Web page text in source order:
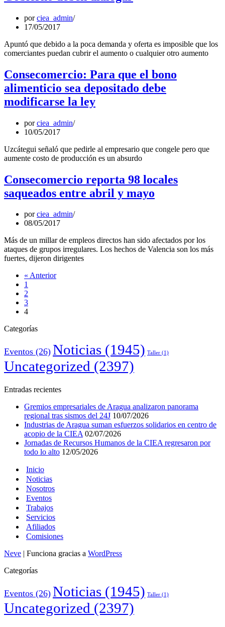
porciea_admin
17/05/2017
Apuntó que debido a la poca demanda y oferta es imposible que los
comerciantes puedan cubrir el aumento o cualquier otro aumento
Consecomercio: Para que el bono
alimenticio sea depositado debe
modificarse la ley
porciea_admin
10/05/2017
Uzcátegui señaló que pedirle al empresario que congele pero que
aumente costo de producción es un absurdo
Consecomercio reporta 98 locales
saqueados entre abril y mayo
porciea_admin
08/05/2017
Más de un millar de empleos directos han sido afectados por los
ataques de grupos irregulares. Los hechos de Valencia son los más
fuertes, dijeron dirigentes
« Anterior
1
2
3
4
Categorías
Eventos (26) Noticias (1945) Taller (1)
Uncategorized (2397)
Entradas recientes
Gremios empresariales de Aragua analizaron panorama
regional tras sismos del 24J 10/07/2026
Industrias de Aragua suman esfuerzos solidarios en centro de
acopio de la CIEA 02/07/2026
Jornadas de Recursos Humanos de la CIEA regresaron por
todo lo alto 12/05/2026
Inicio
Noticias
Nosotros
Eventos
Trabajos
Servicios
Afiliados
Comisiones
Neve | Funciona gracias a WordPress
Categorías
Eventos (26) Noticias (1945) Taller (1)
Uncategorized (2397)